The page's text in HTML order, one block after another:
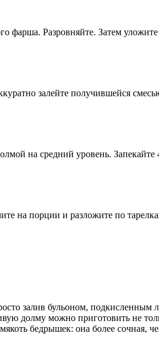
Разровняйте. Затем
залейте получившейся
на средний уровень.
на порции и разложите по
залив бульоном, подкисленным
долму можно приготовить не
бедрышек: она более сочная,